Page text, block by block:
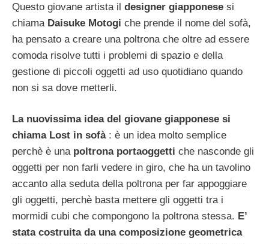
Questo giovane artista il designer giapponese si
chiama Daisuke Motogi che prende il nome del sofà,
ha pensato a creare una poltrona che oltre ad essere
comoda risolve tutti i problemi di spazio e della
gestione di piccoli oggetti ad uso quotidiano quando
non si sa dove metterli.
La nuovissima idea del giovane giapponese si
chiama Lost in sofà: è un idea molto semplice
perchè è unapoltrona portaoggetti che nasconde gli
oggetti per non farli vedere in giro, che ha un tavolino
accanto alla seduta della poltrona per far appoggiare
gli oggetti, perchè basta mettere gli oggetti tra i
mormidi cubi che compongono la poltrona stessa. E’
stata costruita da una composizione geometrica